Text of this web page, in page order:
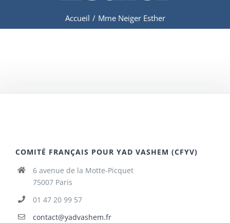
Accueil / Mme Neiger Esther
COMITÉ FRANÇAIS POUR YAD VASHEM (CFYV)
6 avenue de la Motte-Picquet
75007 Paris
01 47 20 99 57
contact@yadvashem.fr